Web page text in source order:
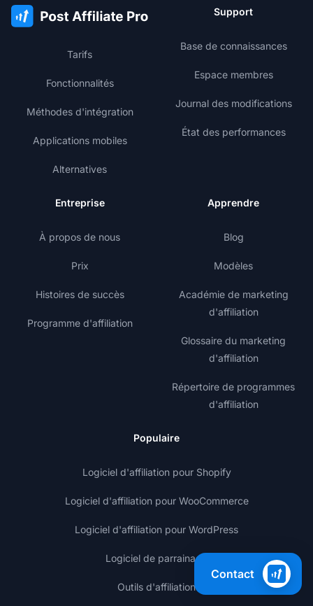
Tarifs
Fonctionnalités
Méthodes d'intégration
Applications mobiles
Alternatives
Support
Base de connaissances
Espace membres
Journal des modifications
État des performances
Entreprise
À propos de nous
Prix
Histoires de succès
Programme d'affiliation
Apprendre
Blog
Modèles
Académie de marketing
d'affiliation
Glossaire du marketing
d'affiliation
Répertoire de programmes
d'affiliation
Populaire
Logiciel d'affiliation pour Shopify
Logiciel d'affiliation pour WooCommerce
Logiciel d'affiliation pour WordPress
Logiciel de parrainage
Outils d'affiliation
Contact